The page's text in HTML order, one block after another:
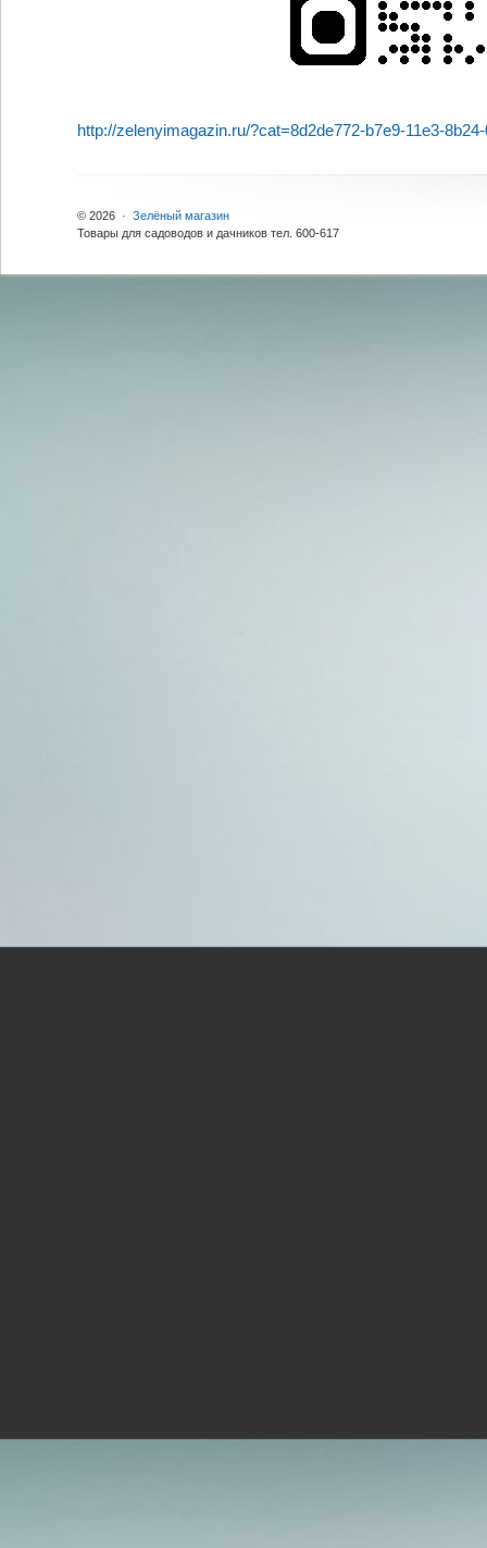
http://zelenyimagazin.ru/?cat=8d2de772-b7e9-11e3-
© 2026 · Зелёный магазин
Товары для садоводов и дачников тел. 600-617